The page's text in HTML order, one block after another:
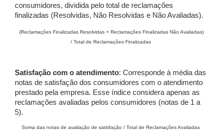
consumidores, dividida pelo total de reclamações
finalizadas (Resolvidas, Não Resolvidas e Não Avaliadas).
(Reclamações Finalizadas Resolvidas + Reclamações Finalizadas Não Avaliadas)
/ Total de Reclamações Finalizadas
Satisfação com o atendimento: Corresponde à média das
notas de satisfação dos consumidores com o atendimento
prestado pela empresa. Esse índice considera apenas as
reclamações avaliadas pelos consumidores (notas de 1 a
5).
Soma das notas de avaliação de satisfação / Total de Reclamações Avaliadas